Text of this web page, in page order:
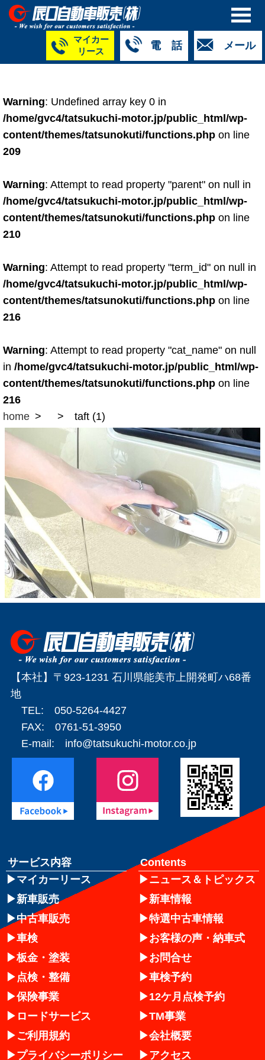
メール
電 話
4427
050-5268-
8009
2318
0024
2424
4430
マイカー
リース
Warning: Undefined array key 0 in
/home/gvc4/tatsukuchi-motor.jp/public_html/wp-
content/themes/tatsunokuti/functions.php on line
209
Warning: Attempt to read property "parent" on null in
/home/gvc4/tatsukuchi-motor.jp/public_html/wp-
content/themes/tatsunokuti/functions.php on line
210
Warning: Attempt to read property "term_id" on null in
/home/gvc4/tatsukuchi-motor.jp/public_html/wp-
content/themes/tatsunokuti/functions.php on line
216
Warning: Attempt to read property "cat_name" on null
in /home/gvc4/tatsukuchi-motor.jp/public_html/wp-
content/themes/tatsunokuti/functions.php on line
216
home
taft (1)
【本社】〒923-1231 石川県能美市上開発町ハ68番
地
TEL: 050-5264-4427
FAX: 0761-51-3950
E-mail: info@tatsukuchi-motor.co.jp
サービス内容
マイカーリース
新車販売
中古車販売
車検
板金・塗装
点検・整備
保険事業
ロードサービス
ご利用規約
プライバシーポリシー
Contents
ニュース＆トピックス
新車情報
特選中古車情報
お客様の声・納車式
お問合せ
車検予約
12ケ月点検予約
TM事業
会社概要
アクセス